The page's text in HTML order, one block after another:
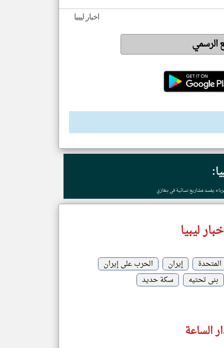
اخبار ليبيا
الرسمي
يفسد مشاريع نسائية في بنغازي
ليبيا
المتحدة إيران
الحرب على إيران
بنى تحتيه سكة حديد
الساعة